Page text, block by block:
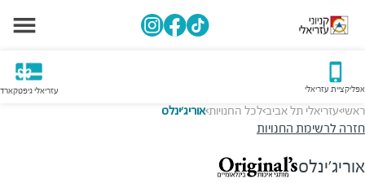
אפליקציית עזריאלי עזריאלי גיפטקארד
ראשי>עזריאלי תל אביב>לכל החנויות>אוריג'ינלס
חזרה לרשימת החנויות
אוריג'ינלס